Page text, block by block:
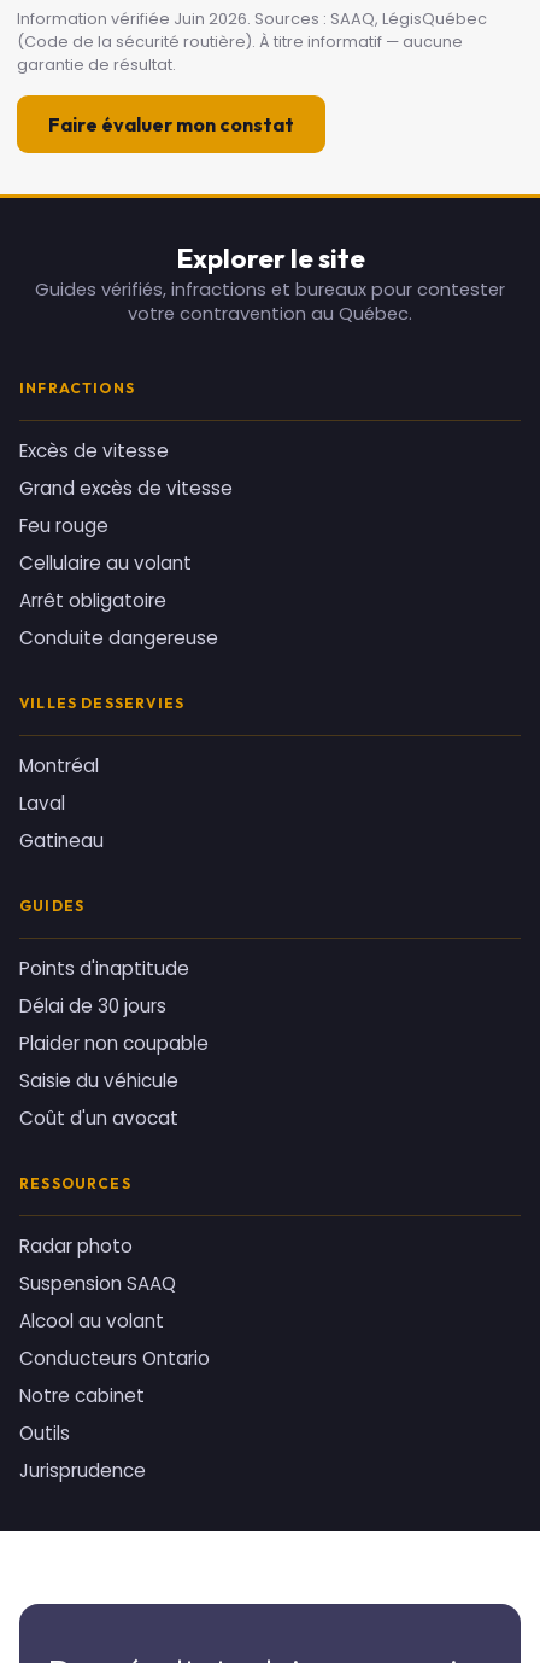
Information vérifiée Juin 2026. Sources : SAAQ, LégisQuébec
(Code de la sécurité routière). À titre informatif — aucune
garantie de résultat.
Faire évaluer mon constat
Explorer le site
Guides vérifiés, infractions et bureaux pour contester
votre contravention au Québec.
INFRACTIONS
Excès de vitesse
Grand excès de vitesse
Feu rouge
Cellulaire au volant
Arrêt obligatoire
Conduite dangereuse
VILLES DESSERVIES
Montréal
Laval
Gatineau
GUIDES
Points d'inaptitude
Délai de 30 jours
Plaider non coupable
Saisie du véhicule
Coût d'un avocat
RESSOURCES
Radar photo
Suspension SAAQ
Alcool au volant
Conducteurs Ontario
Notre cabinet
Outils
Jurisprudence